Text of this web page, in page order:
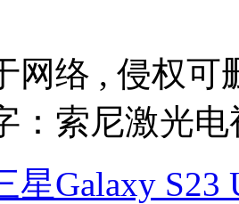
网络 , 侵权可
：索尼激光电
星Galaxy